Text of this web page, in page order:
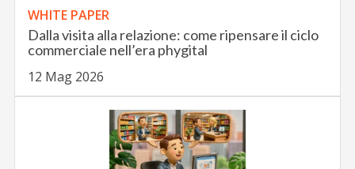
WHITE PAPER
Dalla visita alla relazione: come ripensare il ciclo
commerciale nell’era phygital
12 Mag 2026